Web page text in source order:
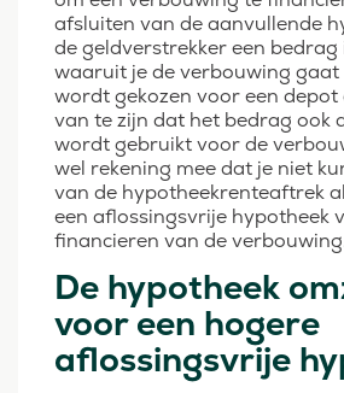
afsluiten van de aanvullende
de geldverstrekker een
waaruit je de verbouwing gaat
wordt gekozen voor een depot
van te zijn dat het bedrag ook
wordt gebruikt voor de
wel rekening mee dat je niet
van de hypotheekrenteaftrek
een aflossingsvrije hypotheek
financieren van de
De hypotheek
voor een hogere
aflossingsvrije